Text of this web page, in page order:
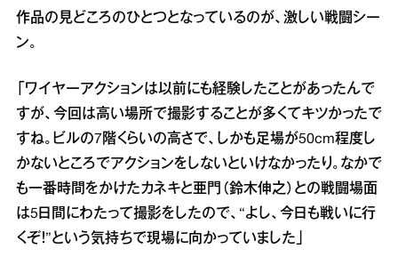
作品の見どころのひとつとなっているのが、激しい戦闘シー
ン。
「ワイヤーアクションは以前にも経験したことがあったんで
すが、今回は高い場所で撮影することが多くてキツかったで
すね。ビルの7階くらいの高さで、しかも足場が50cm程度し
かないところでアクションをしないといけなかったり。なかで
も一番時間をかけたカネキと亜門（鈴木伸之）との戦闘場面
は5日間にわたって撮影をしたので、“よし、今日も戦いに行
くぞ！”という気持ちで現場に向かっていました」